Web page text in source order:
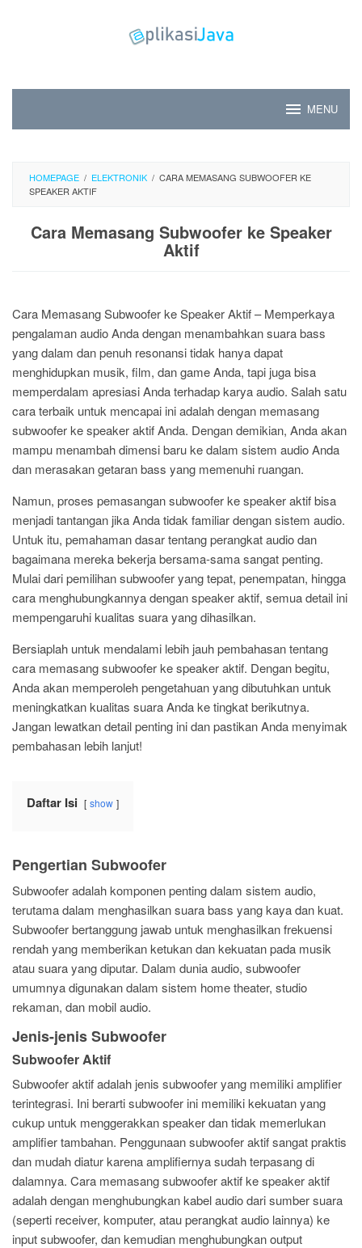
MENU
HOMEPAGE / ELEKTRONIK / CARA MEMASANG SUBWOOFER KE
SPEAKER AKTIF
Cara Memasang Subwoofer ke Speaker
Aktif
Cara Memasang Subwoofer ke Speaker Aktif – Memperkaya
pengalaman audio Anda dengan menambahkan suara bass
yang dalam dan penuh resonansi tidak hanya dapat
menghidupkan musik, film, dan game Anda, tapi juga bisa
memperdalam apresiasi Anda terhadap karya audio. Salah satu
cara terbaik untuk mencapai ini adalah dengan memasang
subwoofer ke speaker aktif Anda. Dengan demikian, Anda akan
mampu menambah dimensi baru ke dalam sistem audio Anda
dan merasakan getaran bass yang memenuhi ruangan.
Namun, proses pemasangan subwoofer ke speaker aktif bisa
menjadi tantangan jika Anda tidak familiar dengan sistem audio.
Untuk itu, pemahaman dasar tentang perangkat audio dan
bagaimana mereka bekerja bersama-sama sangat penting.
Mulai dari pemilihan subwoofer yang tepat, penempatan, hingga
cara menghubungkannya dengan speaker aktif, semua detail ini
mempengaruhi kualitas suara yang dihasilkan.
Bersiaplah untuk mendalami lebih jauh pembahasan tentang
cara memasang subwoofer ke speaker aktif. Dengan begitu,
Anda akan memperoleh pengetahuan yang dibutuhkan untuk
meningkatkan kualitas suara Anda ke tingkat berikutnya.
Jangan lewatkan detail penting ini dan pastikan Anda menyimak
pembahasan lebih lanjut!
Daftar Isi show
Pengertian Subwoofer
Subwoofer adalah komponen penting dalam sistem audio,
terutama dalam menghasilkan suara bass yang kaya dan kuat.
Subwoofer bertanggung jawab untuk menghasilkan frekuensi
rendah yang memberikan ketukan dan kekuatan pada musik
atau suara yang diputar. Dalam dunia audio, subwoofer
umumnya digunakan dalam sistem home theater, studio
rekaman, dan mobil audio.
Jenis-jenis Subwoofer
Subwoofer Aktif
Subwoofer aktif adalah jenis subwoofer yang memiliki amplifier
terintegrasi. Ini berarti subwoofer ini memiliki kekuatan yang
cukup untuk menggerakkan speaker dan tidak memerlukan
amplifier tambahan. Penggunaan subwoofer aktif sangat praktis
dan mudah diatur karena amplifiernya sudah terpasang di
dalamnya. Cara memasang subwoofer aktif ke speaker aktif
adalah dengan menghubungkan kabel audio dari sumber suara
(seperti receiver, komputer, atau perangkat audio lainnya) ke
input subwoofer, dan kemudian menghubungkan output